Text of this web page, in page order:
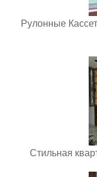
Рулонные
Стильная